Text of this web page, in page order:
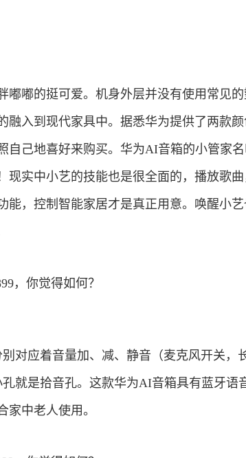
嘟嘟的挺可爱。机身外层并没有使用常见的
融入到现代家具中。据悉华为提供了两款
自己地喜好来购买。华为AI音箱的小管家名
现实中小艺的技能也是很全面的，播放歌
能，控制智能家居才是真正用意。唤醒小
对应着音量加、减、静音（麦克风开关，
就是拾音孔。这款华为AI音箱具有蓝牙语
家中老人使用。